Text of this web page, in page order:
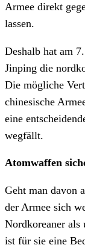
Armee direkt
lassen.
Deshalb hat am
Jinping die
Die mögliche
chinesische
eine
wegfällt.
Atomwaffen
Geht man davon
der Armee sich
Nordkoreaner
ist für sie eine